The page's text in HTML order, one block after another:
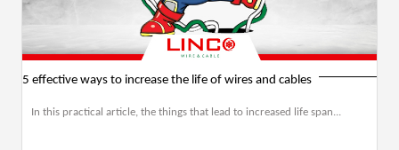
5 effective ways to increase the life of wires and cables
In this practical article, the things that lead to increased life span...